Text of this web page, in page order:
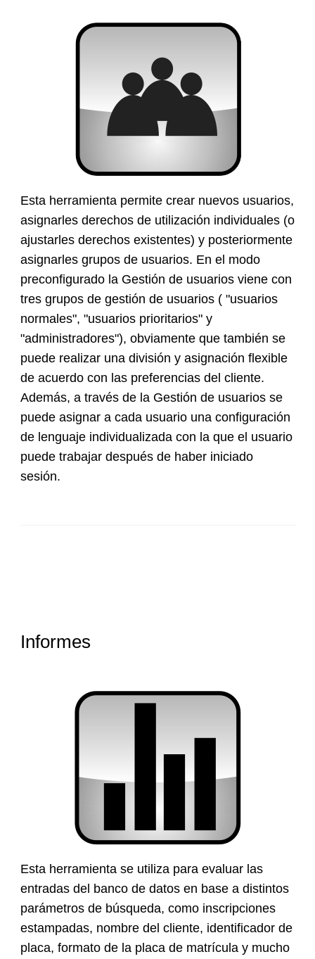
Esta herramienta permite crear nuevos usuarios,
asignarles derechos de utilización individuales (o
ajustarles derechos existentes) y posteriormente
asignarles grupos de usuarios. En el modo
preconfigurado la Gestión de usuarios viene con
tres grupos de gestión de usuarios ( "usuarios
normales", "usuarios prioritarios" y
"administradores"), obviamente que también se
puede realizar una división y asignación flexible
de acuerdo con las preferencias del cliente.
Además, a través de la Gestión de usuarios se
puede asignar a cada usuario una configuración
de lenguaje individualizada con la que el usuario
puede trabajar después de haber iniciado
sesión.
Informes
Esta herramienta se utiliza para evaluar las
entradas del banco de datos en base a distintos
parámetros de búsqueda, como inscripciones
estampadas, nombre del cliente, identificador de
placa, formato de la placa de matrícula y mucho